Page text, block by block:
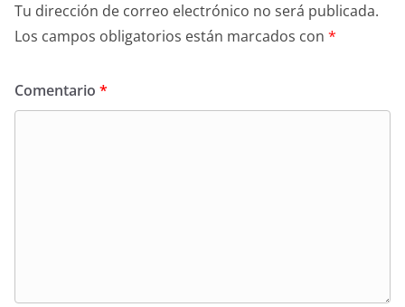
Tu dirección de correo electrónico no será publicada.
Los campos obligatorios están marcados con *
Comentario *